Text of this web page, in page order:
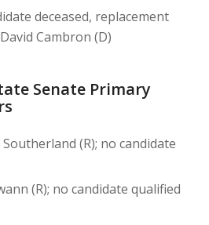
deceased, replacement
Cambron (D)
Senate Primary
(R); no candidate
(R); no candidate qualified